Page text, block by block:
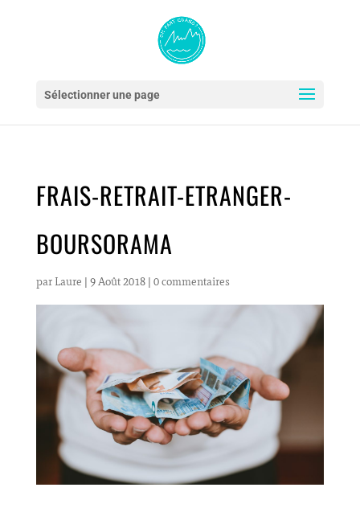
Sélectionner une page
FRAIS-RETRAIT-ETRANGER-
BOURSORAMA
par Laure | 9 Août 2018| 0 commentaires